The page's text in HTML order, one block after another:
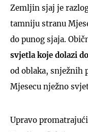
Zemljin sjaj je
tamniju stranu
do punog sjaja.
svjetla koje dolazi
od oblaka, snježnih
Mjesecu nježno
Upravo